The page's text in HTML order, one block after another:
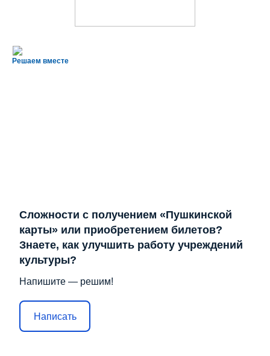
Решаем вместе
Сложности с получением «Пушкинской
карты» или приобретением билетов?
Знаете, как улучшить работу учреждений
культуры?
Напишите — решим!
Написать